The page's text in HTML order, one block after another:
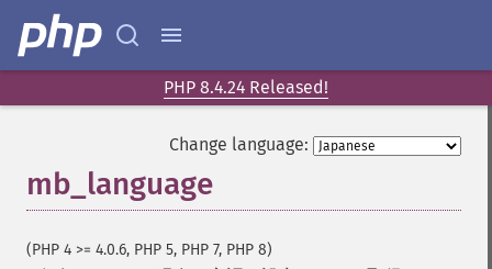
PHP 8.4.24 Released!
Change language:
mb_language
(PHP 4 >= 4.0.6, PHP 5, PHP 7, PHP 8)